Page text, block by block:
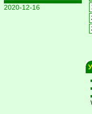
2020-12-16